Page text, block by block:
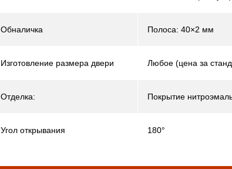
Обналичка Полоса: 40×2 мм
Изготовление размера двери Любое (цена за
Отделка: Покрытие
Угол открывания 180°